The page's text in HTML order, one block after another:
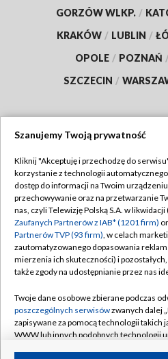
GORZÓW WLKP. /
KRAKÓW / LUBLIN /
OPOLE / POZNAŃ
SZCZECIN /
TVP
Abonament TVP
Emisja w TVP
Centrum informacji TVP
Naziemna Telewizja Cyfrowa
Rada Programowa
System NOS
Informacje o nadawcy
Polityka
Moje
Szanujemy Twoją prywatność
Kliknij "Akceptuję i przechodzę do
korzystanie z technologii
dostęp do informacji na Twoim
przechowywanie oraz na przetwarzanie
nas, czyli Telewizję Polską S.A. w
Zaufanych Partnerów z IAB* (1201 firm)
Partnerów TVP (93 firm), w celach
zautomatyzowanego dopasowania
mierzenia ich skuteczności) i
także zgody na udostępnianie przez nas
Twoje dane osobowe zbierane podczas
poszczególnych serwisówzwanych dalej
zapisywane za pomocą technologii takich
WWW lub innych podobnych technologii